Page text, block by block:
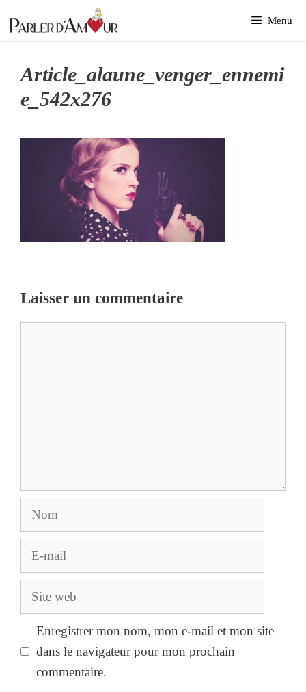
au
Menu
Article_alaune_venger_ennemi
E_542x276
Laisser un commentaire
Nom
E-
Site
Enregistrer mon nom, mon e-mail et mon site
dans le navigateur pour mon prochain
commentaire.